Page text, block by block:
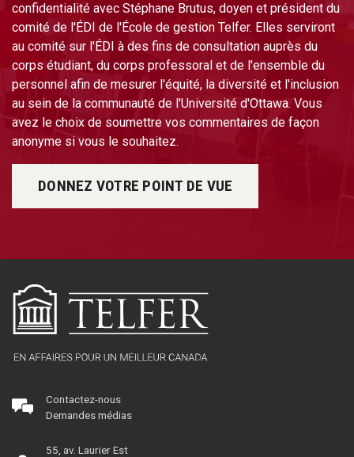
confidentialité avec Stéphane Brutus, doyen et président du
comité de l'ÉDI de l'École de gestion Telfer. Elles serviront
au comité sur l'ÉDI à des fins de consultation auprès du
corps étudiant, du corps professoral et de l'ensemble du
personnel afin de mesurer l'équité, la diversité et l'inclusion
au sein de la communauté de l'Université d'Ottawa. Vous
avez le choix de soumettre vos commentaires de façon
anonyme si vous le souhaitez.
DONNEZ VOTRE POINT DE VUE
Contactez-nous
Demandes médias
55, av. Laurier Est